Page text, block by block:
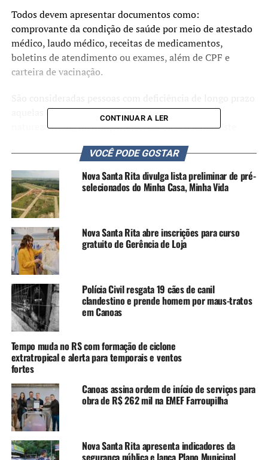
Todos devem apresentar documentos como:
comprovante da condição de saúde por meio de atestado
médico, laudo médico, receitas de medicamentos,
boletins de atendimento ou exames, além de CPF e
carteira de vacinação.
aquelas que têm impedimento de longo prazo de
natureza física, mental, intelectual ou sensorial. Este
barreiras, podem obstruir sua participação plena e efetiva
na sociedade com as demais pessoas. Confira abaixo mais
detalhes:
Limitação motora que cause grande dificuldade ou
incapacidade de subir escadas;
● Indivíduos com grande dificuldade ou
incapacidade de ouvir, mesmo com uso de
aparelho auditivo;
● Indivíduos com grande dificuldade ou
incapacidade de enxergar, mesmo com uso de
óculos;
● Indivíduos com alguma deficiência intelectual
permanente que limite as suas atividades
habituais.
De segunda a sexta-feira, das 8h às 17h (com distribuição
de senha até 16h45).
CAIC– Avenida Dezessete de Abril, 241 – Guajuviras
Harmonia –
Rua Machado de Assis, 201
CONTINUAR A LER
VOCÊ PODE GOSTAR
Nova Santa Rita divulga lista preliminar de pré-
selecionados do Minha Casa, Minha Vida
Nova Santa Rita abre inscrições para curso
gratuito de Gerência de Loja
Polícia Civil resgata 19 cães de canil
clandestino e prende homem por maus-tratos
em Canoas
Tempo muda no RS com formação de ciclone
extratropical e alerta para temporais e ventos
fortes
Canoas assina ordem de início de serviços para
obra de R$ 262 mil na EMEF Farroupilha
Nova Santa Rita apresenta indicadores da
segurança pública e lança Plano Municipal